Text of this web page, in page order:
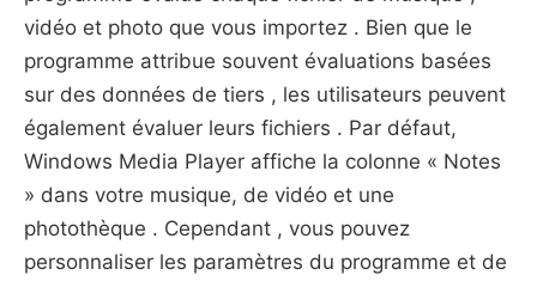
vidéo et photo que vous importez . Bien que le
programme attribue souvent évaluations basées
sur des données de tiers , les utilisateurs peuvent
également évaluer leurs fichiers . Par défaut,
Windows Media Player affiche la colonne « Notes
» dans votre musique, de vidéo et une
photothèque . Cependant , vous pouvez
personnaliser les paramètres du programme et de